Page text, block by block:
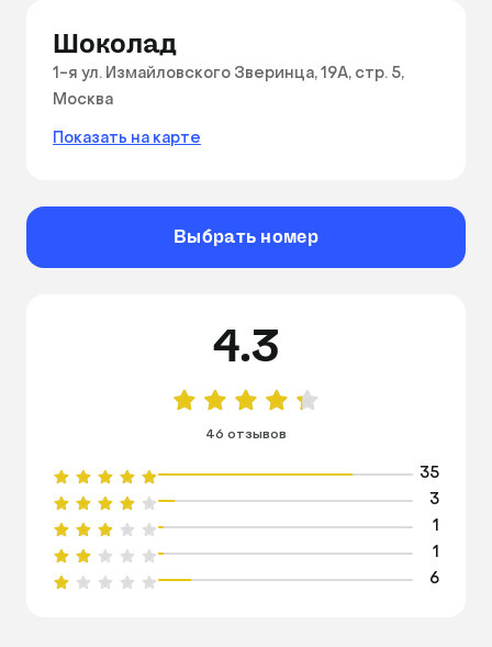
Шоколад
1-я ул. Измайловского Зверинца, 19А, стр. 5,
Москва
Показать на карте
Выбрать номер
4.3
46 отзывов
35
3
1
1
6